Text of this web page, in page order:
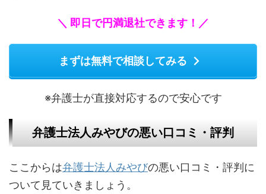
＼ 即日で円満退社できます！／
まずは無料で相談してみる
※弁護士が直接対応するので安心です
弁護士法人みやびの悪い口コミ・評判
ここからは弁護士法人みやびの悪い口コミ・評判に
ついて見ていきましょう。